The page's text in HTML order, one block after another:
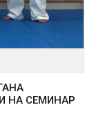
НА СЕМИНАР